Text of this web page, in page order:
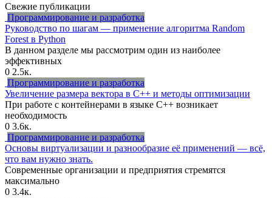
Свежие публикации
Программирование и разработка
Руководство по шагам — применение алгоритма Random
Forest в Python
В данном разделе мы рассмотрим один из наиболее
эффективных
0 2.5к.
Программирование и разработка
Увеличение размера вектора в C++ и методы оптимизации
При работе с контейнерами в языке C++ возникает
необходимость
0 3.6к.
Программирование и разработка
Основы виртуализации и разнообразие её применений — всё,
что вам нужно знать.
Современные организации и предприятия стремятся
максимально
0 3.4к.